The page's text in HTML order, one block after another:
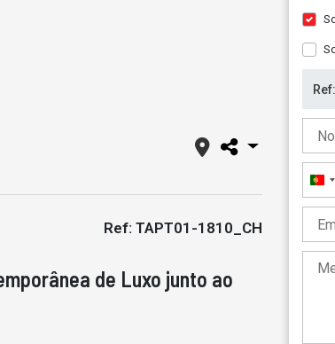
Ref: TAPT01-1810_CH
de Luxo junto ao